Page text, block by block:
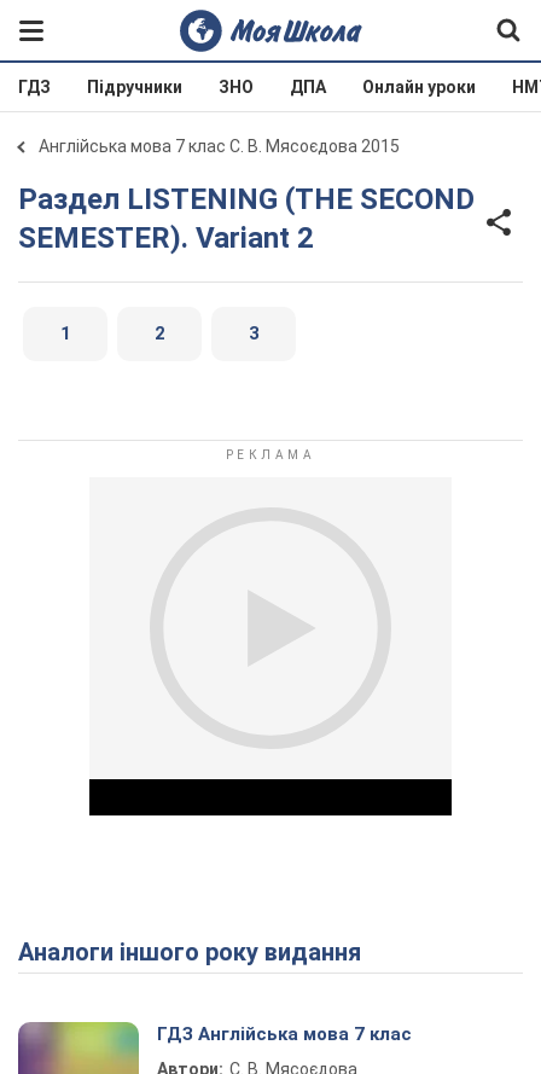
ГДЗ Підручники ЗНО ДПА Онлайн уроки
Англійська мова 7 клас С. В. Мясоєдова 2015
Раздел LISTENING (THE SECOND
SEMESTER). Variant 2
1 2 3
Play Video
Аналоги іншого року видання
ГДЗ Англійська мова 7 клас
Автори: С. В. Мясоєдова